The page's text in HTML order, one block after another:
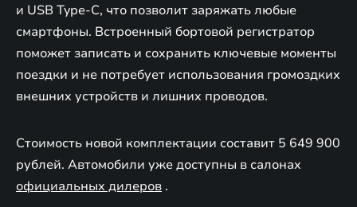
и USB Type-C, что позволит заряжать любые
смартфоны. Встроенный бортовой регистратор
поможет записать и сохранить ключевые моменты
поездки и не потребует использования громоздких
внешних устройств и лишних проводов.
Стоимость новой комплектации составит 5 649 900
рублей. Автомобили уже доступны в салонах
официальных дилеров .